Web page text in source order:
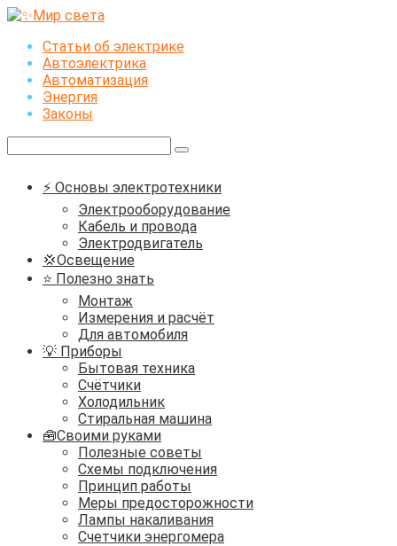
Перейти
контентуСтатьи об электрике
Автоэлектрика
Автоматизация
Энергия
Законы
⚡ Основы электротехники
Электрооборудование
Кабель и провода
Электродвигатель
💢Освещение
⭐ Полезно знать
Монтаж
Измерения и расчёт
Для автомобиля
💡 Приборы
Бытовая техника
Счётчики
Холодильник
Стиральная машина
🧰Своими руками
Полезные советы
Схемы подключения
Принцип работы
Меры предосторожности
Лампы накаливания
Счетчики энергомера